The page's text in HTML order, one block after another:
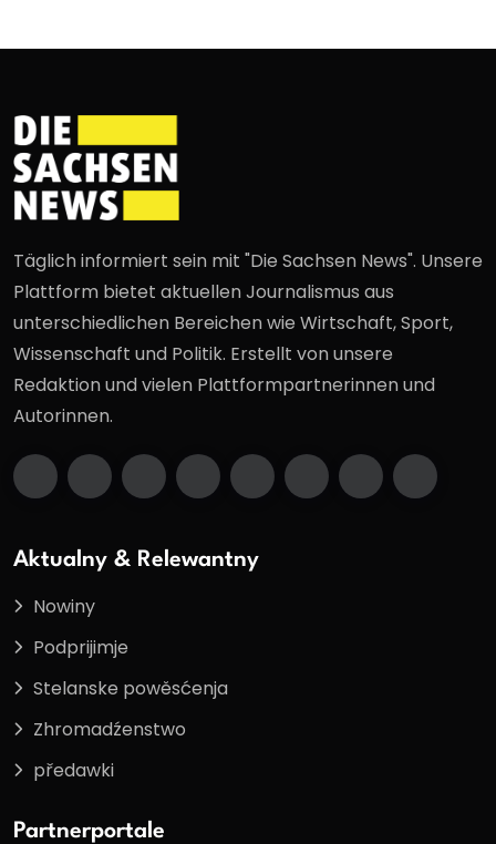
Täglich informiert sein mit "Die Sachsen News". Unsere
Plattform bietet aktuellen Journalismus aus
unterschiedlichen Bereichen wie Wirtschaft, Sport,
Wissenschaft und Politik. Erstellt von unsere
Redaktion und vielen Plattformpartnerinnen und
Autorinnen.
Aktualny & Relewantny
Nowiny
Podprijimje
Stelanske powěsćenja
Zhromadźenstwo
předawki
Partnerportale